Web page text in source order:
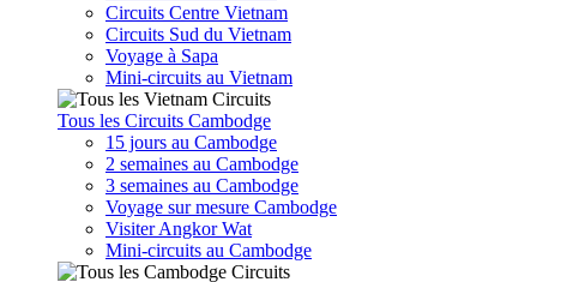
Circuits Centre Vietnam
Circuits Sud du Vietnam
Voyage à Sapa
Mini-circuits au Vietnam
Tous les Circuits Cambodge
15 jours au Cambodge
2 semaines au Cambodge
3 semaines au Cambodge
Voyage sur mesure Cambodge
Visiter Angkor Wat
Mini-circuits au Cambodge